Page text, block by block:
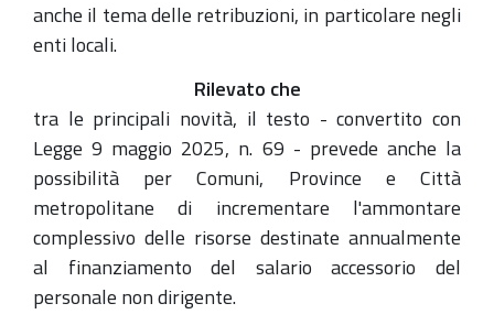
anche il tema delle retribuzioni, in particolare negli
enti locali.
Rilevato che
tra le principali novità, il testo - convertito con
Legge 9 maggio 2025, n. 69 - prevede anche la
possibilità per Comuni, Province e Città
metropolitane di incrementare l'ammontare
complessivo delle risorse destinate annualmente
al finanziamento del salario accessorio del
personale non dirigente.